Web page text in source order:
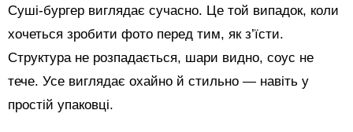
Суші-бургер виглядає сучасно. Це той випадок, коли
хочеться зробити фото перед тим, як з’їсти.
Структура не розпадається, шари видно, соус не
тече. Усе виглядає охайно й стильно — навіть у
простій упаковці.